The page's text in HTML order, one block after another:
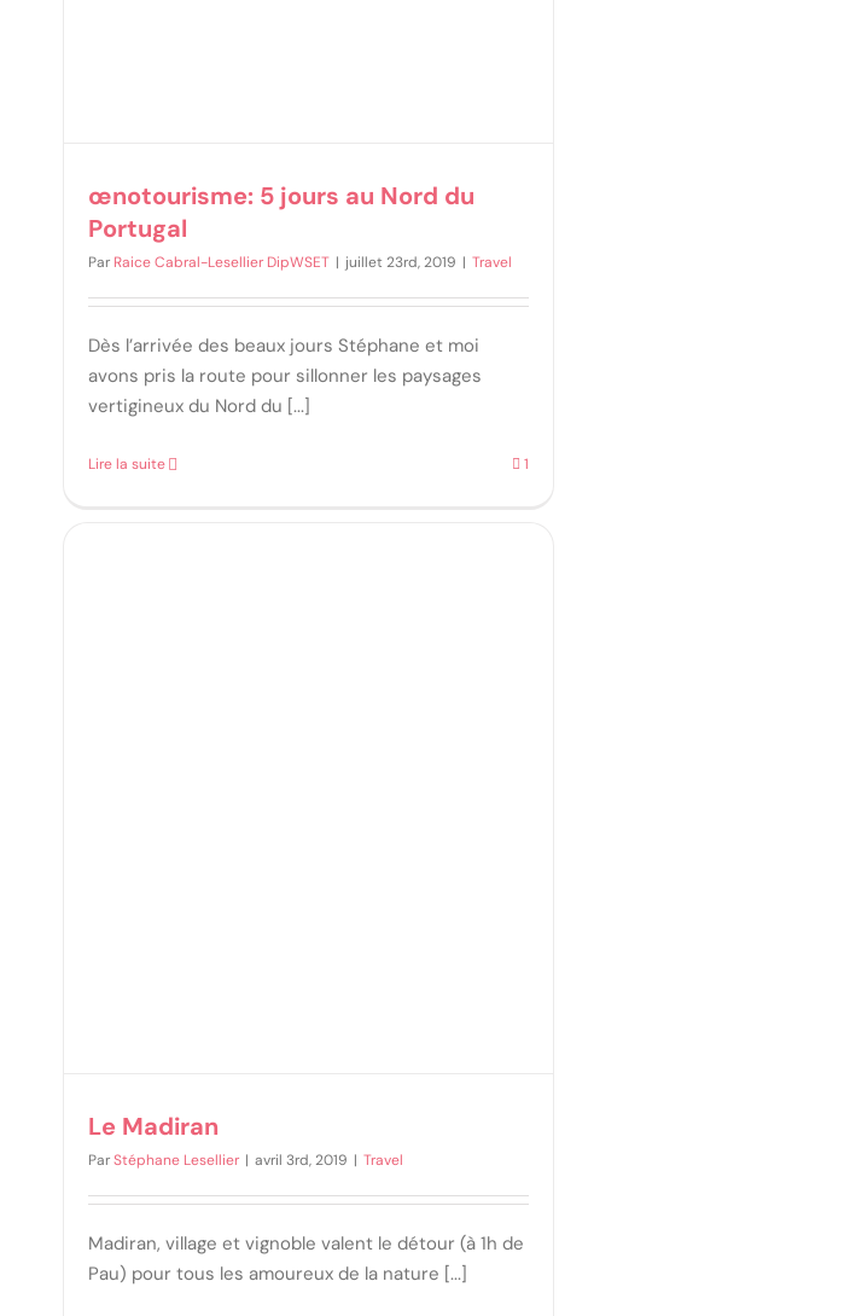
œnotourisme: 5 jours au Nord du
Portugal
Par Raice Cabral-Lesellier DipWSET | juillet 23rd, 2019 | Travel
Dès l’arrivée des beaux jours Stéphane et moi
avons pris la route pour sillonner les paysages
vertigineux du Nord du [...]
Lire la suite 1
Le Madiran
ParStéphane Lesellier | avril 3rd, 2019 | Travel
Madiran, village et vignoble valent le détour (à 1h de
Pau) pour tous les amoureux de la nature [...]